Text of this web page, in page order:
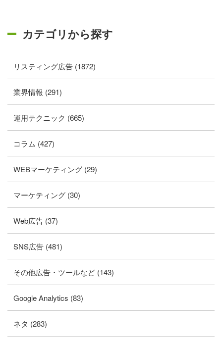
カテゴリから探す
リスティング広告 (1872)
業界情報 (291)
運用テクニック (665)
コラム (427)
WEBマーケティング (29)
マーケティング (30)
Web広告 (37)
SNS広告 (481)
その他広告・ツールなど (143)
Google Analytics (83)
ネタ (283)